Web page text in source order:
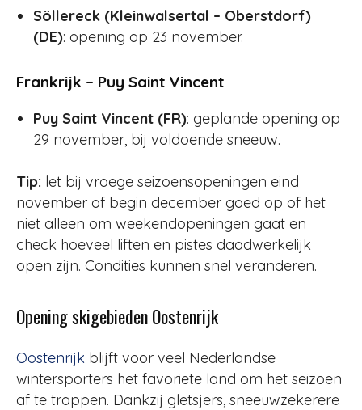
Söllereck (Kleinwalsertal – Oberstdorf)
(DE): opening op 23 november.
Frankrijk – Puy Saint Vincent
Puy Saint Vincent (FR): geplande opening op
29 november, bij voldoende sneeuw.
Tip: let bij vroege seizoensopeningen eind
november of begin december goed op of het
niet alleen om weekendopeningen gaat en
check hoeveel liften en pistes daadwerkelijk
open zijn. Condities kunnen snel veranderen.
Opening skigebieden Oostenrijk
Oostenrijk blijft voor veel Nederlandse
wintersporters het favoriete land om het seizoen
af te trappen. Dankzij gletsjers, sneeuwzekerere